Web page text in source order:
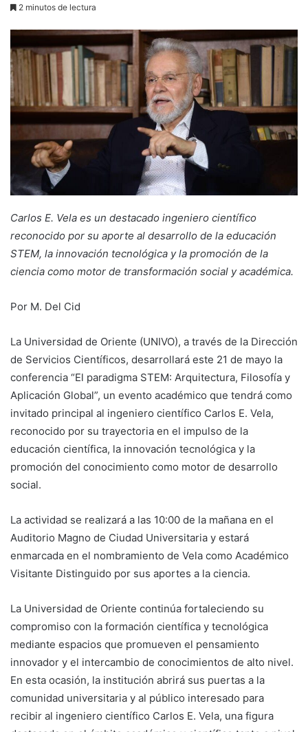
2 minutos de lectura
Carlos E. Vela es un destacado ingeniero científico
reconocido por su aporte al desarrollo de la educación
STEM, la innovación tecnológica y la promoción de la
ciencia como motor de transformación social y académica.
Por M. Del Cid
La Universidad de Oriente (UNIVO), a través de la Dirección
de Servicios Científicos, desarrollará este 21 de mayo la
conferencia “El paradigma STEM: Arquitectura, Filosofía y
Aplicación Global”, un evento académico que tendrá como
invitado principal al ingeniero científico Carlos E. Vela,
reconocido por su trayectoria en el impulso de la
educación científica, la innovación tecnológica y la
promoción del conocimiento como motor de desarrollo
social.
La actividad se realizará a las 10:00 de la mañana en el
Auditorio Magno de Ciudad Universitaria y estará
enmarcada en el nombramiento de Vela como Académico
Visitante Distinguido por sus aportes a la ciencia.
La Universidad de Oriente continúa fortaleciendo su
compromiso con la formación científica y tecnológica
mediante espacios que promueven el pensamiento
innovador y el intercambio de conocimientos de alto nivel.
En esta ocasión, la institución abrirá sus puertas a la
comunidad universitaria y al público interesado para
recibir al ingeniero científico Carlos E. Vela, una figura